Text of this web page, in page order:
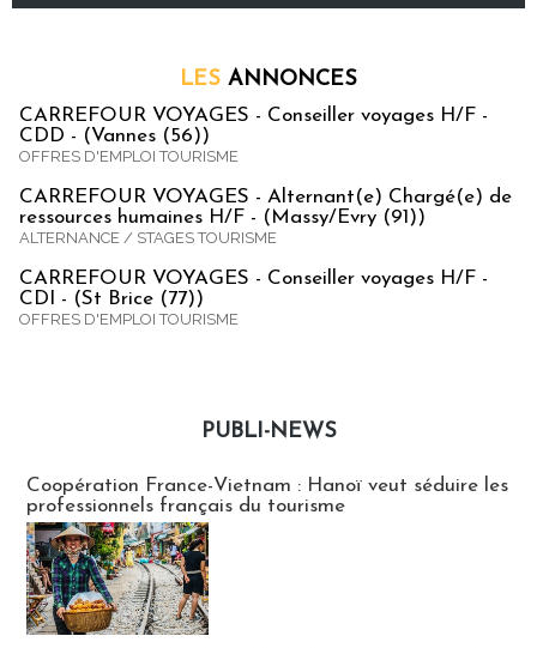
LES ANNONCES
CARREFOUR VOYAGES - Conseiller voyages H/F -
CDD - (Vannes (56))
OFFRES D'EMPLOI TOURISME
CARREFOUR VOYAGES - Alternant(e) Chargé(e) de
ressources humaines H/F - (Massy/Evry (91))
ALTERNANCE / STAGES TOURISME
CARREFOUR VOYAGES - Conseiller voyages H/F -
CDI - (St Brice (77))
OFFRES D'EMPLOI TOURISME
PUBLI-NEWS
Coopération France-Vietnam : Hanoï veut séduire les
professionnels français du tourisme